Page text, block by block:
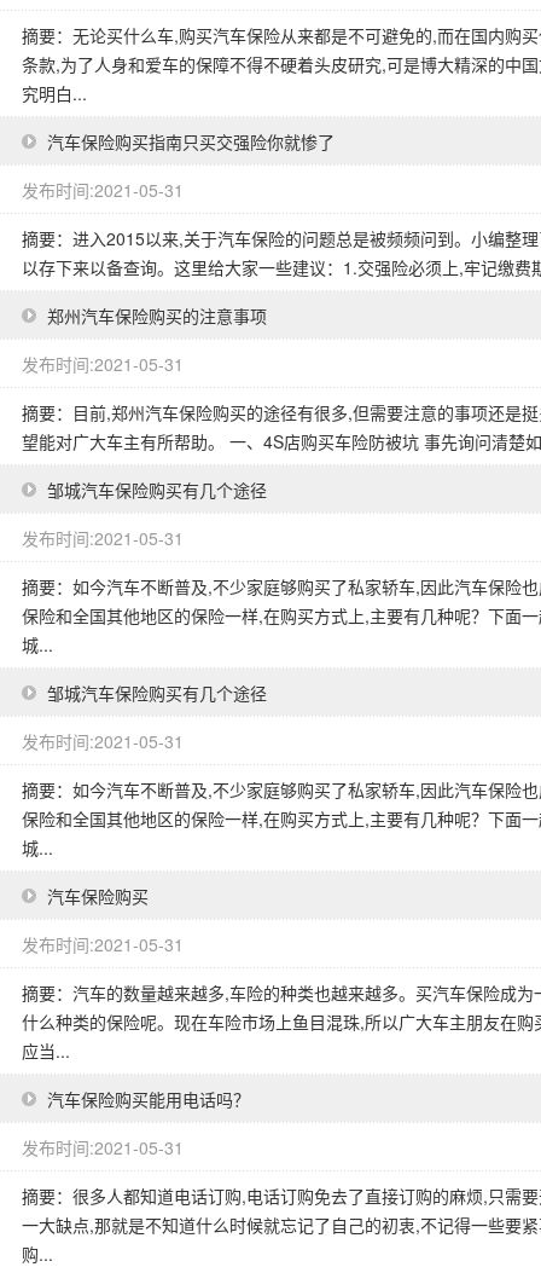
摘要：无论买什么车,购买汽车保险从来都是不可避免的,而在国内购
条款,为了人身和爱车的保障不得不硬着头皮研究,可是博大精深的中
究明白...
汽车保险购买指南只买交强险你就惨了
发布时间:2021-05-31
摘要：进入2015以来,关于汽车保险的问题总是被频频问到。小编整
以存下来以备查询。这里给大家一些建议：1.交强险必须上,牢记缴
郑州汽车保险购买的注意事项
发布时间:2021-05-31
摘要：目前,郑州汽车保险购买的途径有很多,但需要注意的事项还是
望能对广大车主有所帮助。 一、4S店购买车险防被坑 事先询问清楚
邹城汽车保险购买有几个途径
发布时间:2021-05-31
摘要：如今汽车不断普及,不少家庭够购买了私家轿车,因此汽车保险
保险和全国其他地区的保险一样,在购买方式上,主要有几种呢？下面
城...
邹城汽车保险购买有几个途径
发布时间:2021-05-31
摘要：如今汽车不断普及,不少家庭够购买了私家轿车,因此汽车保险
保险和全国其他地区的保险一样,在购买方式上,主要有几种呢？下面
城...
汽车保险购买
发布时间:2021-05-31
摘要：汽车的数量越来越多,车险的种类也越来越多。买汽车保险成
什么种类的保险呢。现在车险市场上鱼目混珠,所以广大车主朋友在
应当...
汽车保险购买能用电话吗？
发布时间:2021-05-31
摘要：很多人都知道电话订购,电话订购免去了直接订购的麻烦,只需
一大缺点,那就是不知道什么时候就忘记了自己的初衷,不记得一些要
购...